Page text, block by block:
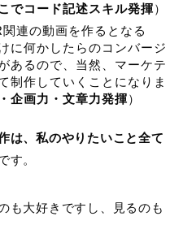
でコード記述スキル発揮）
連の動画を作るとなる
に何かしたらのコンバージ
あるので、当然、マーケテ
制作していくことになりま
企画力・文章力発揮）
は、私のやりたいこと全て
す。
も大好きですし、見るのも